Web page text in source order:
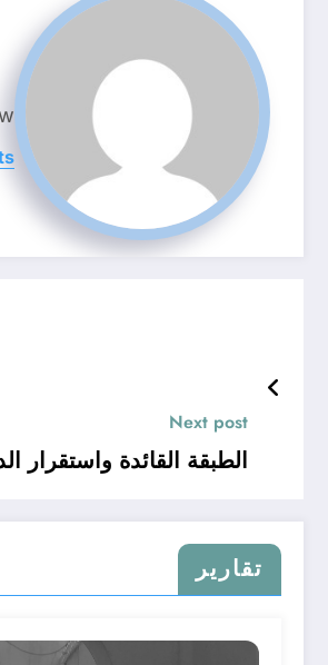
Next post
الطبقة القائدة واستقرار
تقارير